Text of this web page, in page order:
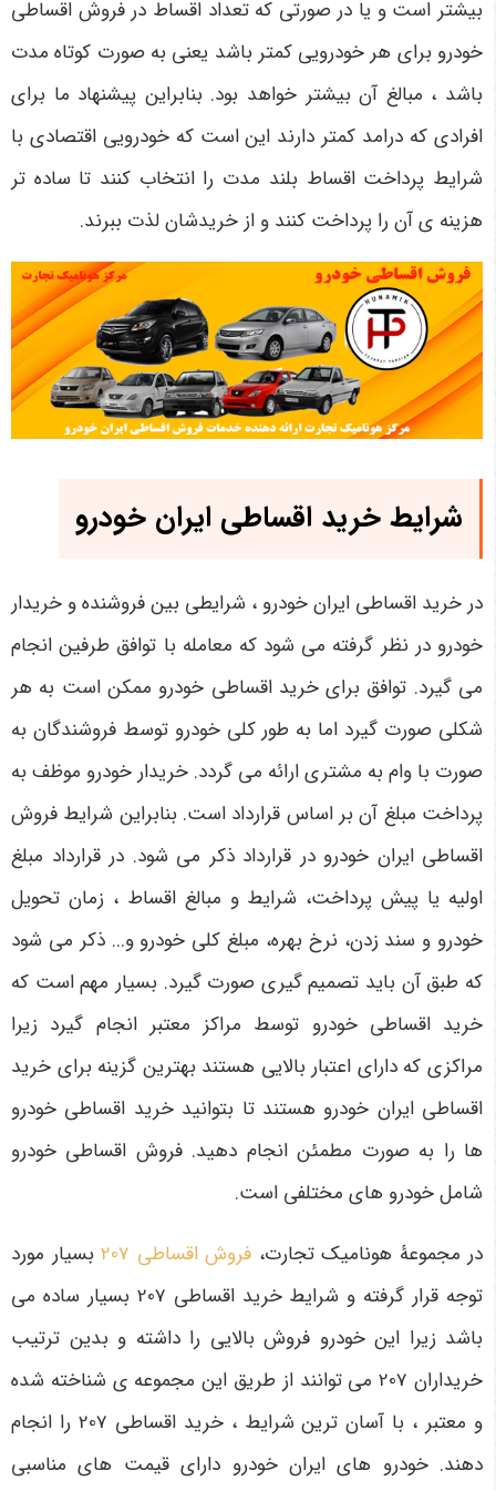
بیشتر است و یا در صورتی که تعداد اقساط در فروش اقساطی
خودرو برای هر خودرویی کمتر باشد یعنی به صورت کوتاه مدت
باشد ، مبالغ آن بیشتر خواهد بود. بنابراین پیشنهاد ما برای
افرادی که درامد کمتر دارند این است که خودرویی اقتصادی با
شرایط پرداخت اقساط بلند مدت را انتخاب کنند تا ساده تر
هزینه ی آن را پرداخت کنند و از خریدشان لذت ببرند.
شرایط خرید اقساطی ایران خودرو
در خرید اقساطی ایران خودرو ، شرایطی بین فروشنده و خریدار
خودرو در نظر گرفته می شود که معامله با توافق طرفین انجام
می گیرد. توافق برای خرید اقساطی خودرو ممکن است به هر
شکلی صورت گیرد اما به طور کلی خودرو توسط فروشندگان به
صورت با وام به مشتری ارائه می گردد. خریدار خودرو موظف به
پرداخت مبلغ آن بر اساس قرارداد است. بنابراین شرایط فروش
اقساطی ایران خودرو در قرارداد ذکر می شود. در قرارداد مبلغ
اولیه یا پیش پرداخت، شرایط و مبالغ اقساط ، زمان تحویل
خودرو و سند زدن، نرخ بهره، مبلغ کلی خودرو و... ذکر می شود
که طبق آن باید تصمیم گیری صورت گیرد. بسیار مهم است که
خرید اقساطی خودرو توسط مراکز معتبر انجام گیرد زیرا
مراکزی که دارای اعتبار بالایی هستند بهترین گزینه برای خرید
اقساطی ایران خودرو هستند تا بتوانید خرید اقساطی خودرو
ها را به صورت مطمئن انجام دهید. فروش اقساطی خودرو
شامل خودرو های مختلفی است.
در مجموعۀ هونامیک تجارت، فروش اقساطی 207
بسیار مورد
توجه قرار گرفته و شرایط خرید اقساطی 207 بسیار ساده می
باشد زیرا این خودرو فروش بالایی را داشته و بدین ترتیب
خریداران 207 می توانند از طریق این مجموعه ی شناخته شده
و معتبر ، با آسان ترین شرایط ، خرید اقساطی 207 را انجام
دهند. خودرو های ایران خودرو دارای قیمت های مناسبی